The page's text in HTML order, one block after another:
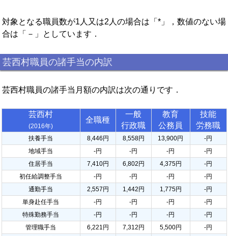
対象となる職員数が1人又は2人の場合は「*」，数値のない場
合は「－」としています．
芸西村職員の諸手当の内訳
芸西村職員の諸手当月額の内訳は次の通りです．
芸西村
(2016年)
全職種
一般
行政職
教育
公務員
技能
労務職
扶養手当 8,446円 8,558円 13,900円
-円
地域手当
-円 -円 -円
-円
住居手当
7,410円 6,802円 4,375円
-円
初任給調整手当
-円 -円 -円
-円
通勤手当
2,557円 1,442円 1,775円
-円
単身赴任手当
-円 -円 -円
-円
特殊勤務手当
-円 -円 -円
-円
管理職手当
6,221円 7,312円 5,500円
-円